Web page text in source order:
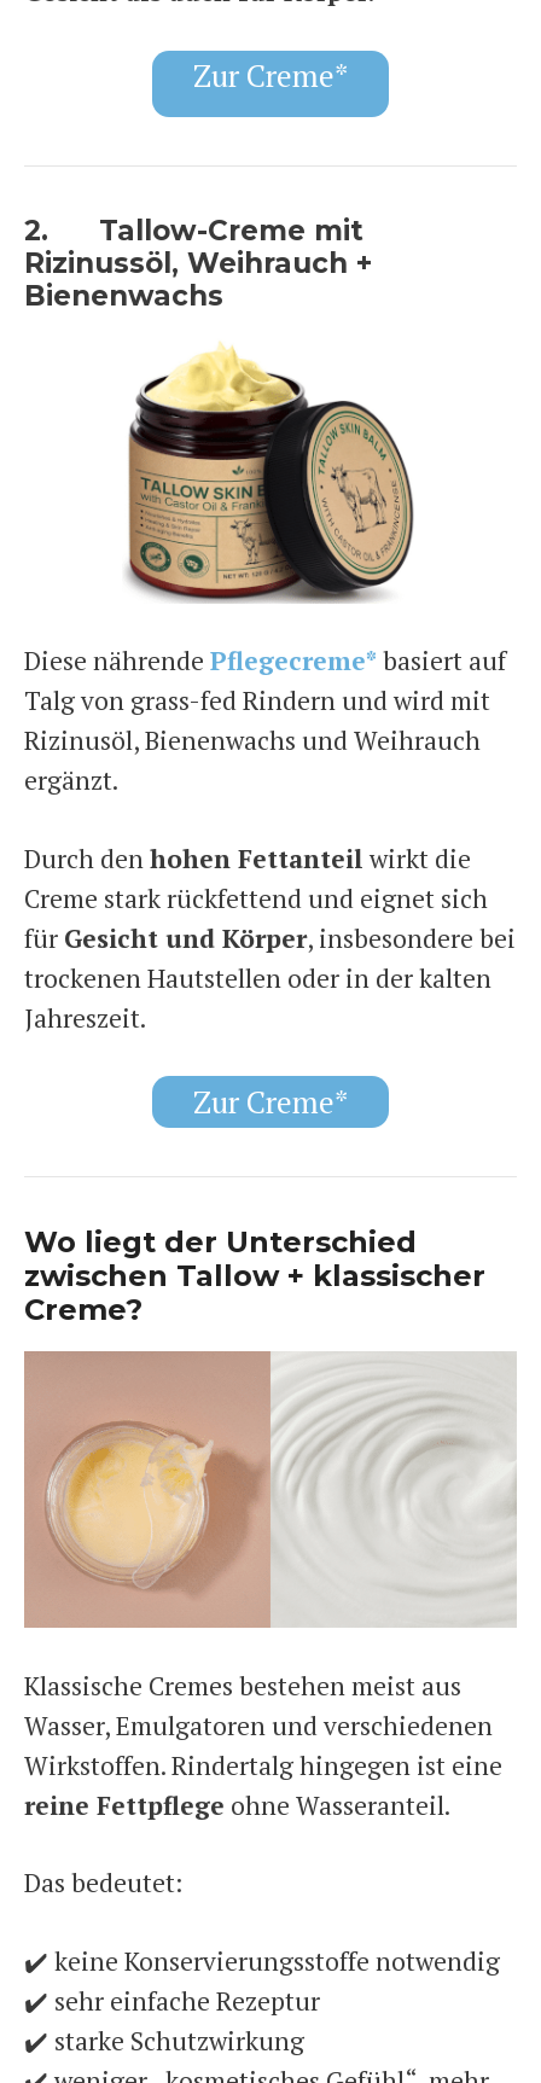
Zur Creme*
2. Tallow-Creme mit
Rizinussöl, Weihrauch +
Bienenwachs
Diese nährende Pflegecreme* basiert auf
Talg von grass-fed Rindern und wird mit
Rizinusöl, Bienenwachs und Weihrauch
ergänzt.
Durch denhohen Fettanteilwirkt die
Creme stark rückfettend und eignet sich
für Gesicht und Körper, insbesondere bei
trockenen Hautstellen oder in der kalten
Jahreszeit.
Zur Creme*
Wo liegt der Unterschied
zwischen Tallow + klassischer
Creme?
Klassische Cremes bestehen meist aus
Wasser, Emulgatoren und verschiedenen
Wirkstoffen. Rindertalg hingegen ist eine
reine Fettpflege ohne Wasseranteil.
Das bedeutet:
✔️ keine Konservierungsstoffe notwendig
✔️ sehr einfache Rezeptur
✔️ starke Schutzwirkung